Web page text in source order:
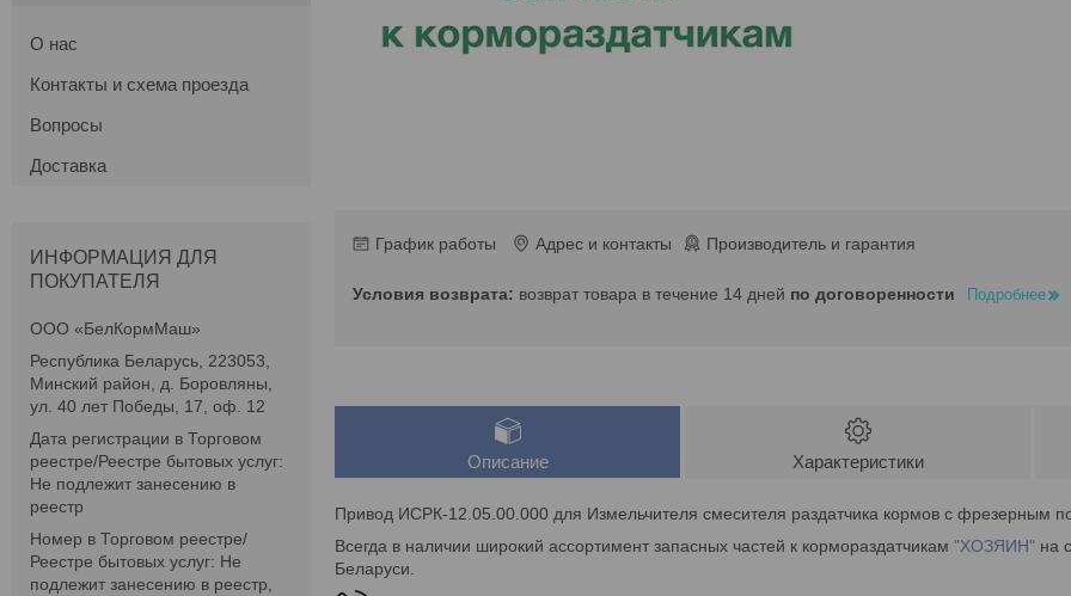
График работы Адрес и контакты Производитель и гарантия
возврат товара в течение 14 дней по договоренности Подробнее
Описание Характеристики
Привод ИСРК-12.05.00.000 для Измельчителя смесителя раздатчика кормов с фрезерным
Всегда в наличии широкий ассортимент запасных частей к кормораздатчикам "ХОЗЯИН" на
Беларуси.
О нас
Контакты и схема проезда
Вопросы
Доставка
ИНФОРМАЦИЯ ДЛЯ
ПОКУПАТЕЛЯ
ООО «БелКормМаш»
Республика Беларусь, 223053,
Минский район, д. Боровляны,
ул. 40 лет Победы, 17, оф. 12
Дата регистрации в Торговом
реестре/Реестре бытовых услуг:
Не подлежит занесению в
реестр
Номер в Торговом реестре/
Реестре бытовых услуг: Не
подлежит занесению в реестр,